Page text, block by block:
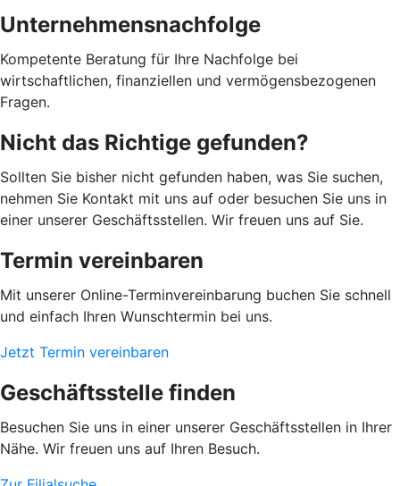
Unternehmensnachfolge
Kompetente Beratung für Ihre Nachfolge bei
wirtschaftlichen, finanziellen und vermögensbezogenen
Fragen.
Nicht das Richtige gefunden?
Sollten Sie bisher nicht gefunden haben, was Sie suchen,
nehmen Sie Kontakt mit uns auf oder besuchen Sie uns in
einer unserer Geschäftsstellen. Wir freuen uns auf Sie.
Termin vereinbaren
Mit unserer Online-Terminvereinbarung buchen Sie schnell
und einfach Ihren Wunschtermin bei uns.
Jetzt Termin vereinbaren
Geschäftsstelle finden
Besuchen Sie uns in einer unserer Geschäftsstellen in Ihrer
Nähe. Wir freuen uns auf Ihren Besuch.